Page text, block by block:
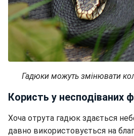
Гадюки можуть змінювати
Користь у несподіваних
Хоча отрута гадюк здається
давно використовується на